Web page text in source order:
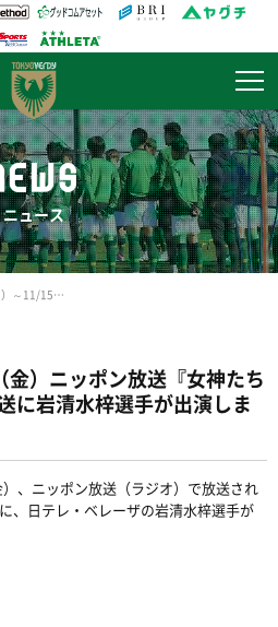
ニュース
11/11（月）～11/15（金）ニッポン放送『女神たちのオリンピック』の放送に岩清水梓選手が出演します
）ニッポン放送『女神たち
に岩清水梓選手が出演しま
、ニッポン放送（ラジオ）で放送され
、日テレ・ベレーザの岩清水梓選手が